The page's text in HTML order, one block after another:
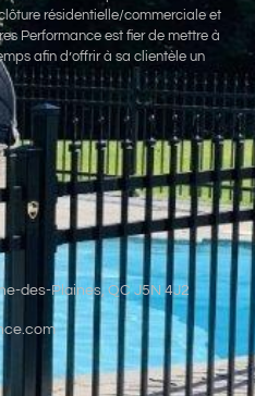
résidentielle/commerciale et
Performance est fier de mettre à
afin d’offrir à sa clientèle un
des-Plaines, QC J5N 4J2